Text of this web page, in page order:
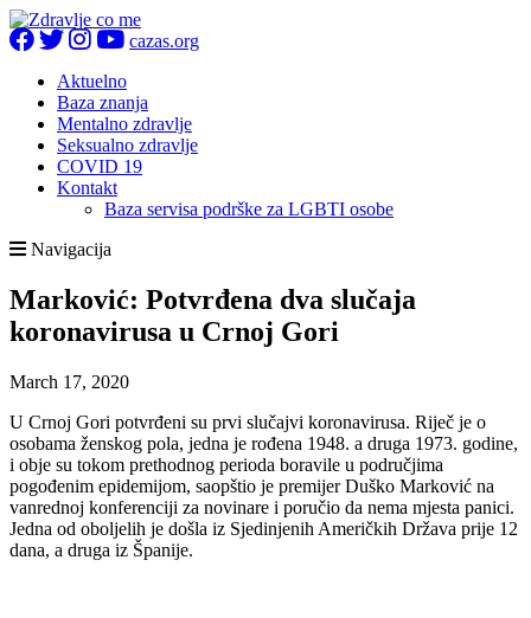
cazas.org
Aktuelno
Baza znanja
Mentalno zdravlje
Seksualno zdravlje
COVID 19
Kontakt
Baza servisa podrške za LGBTI osobe
Navigacija
Marković: Potvrđena dva slučaja
koronavirusa u Crnoj Gori
March 17, 2020
U Crnoj Gori potvrđeni su prvi slučajvi koronavirusa. Riječ je o
osobama ženskog pola, jedna je rođena 1948. a druga 1973. godine,
i obje su tokom prethodnog perioda boravile u područjima
pogođenim epidemijom, saopštio je premijer Duško Marković na
vanrednoj konferenciji za novinare i poručio da nema mjesta panici.
Jedna od oboljelih je došla iz Sjedinjenih Američkih Država prije 12
dana, a druga iz Španije.